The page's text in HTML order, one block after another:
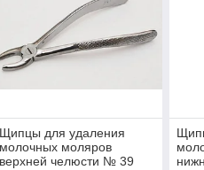
Щипцы для удаления
молочных моляров
верхней челюсти № 39